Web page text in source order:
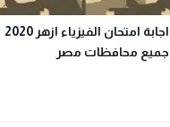
تسريب اجابة امتحان الفيزياء ازهر 2020